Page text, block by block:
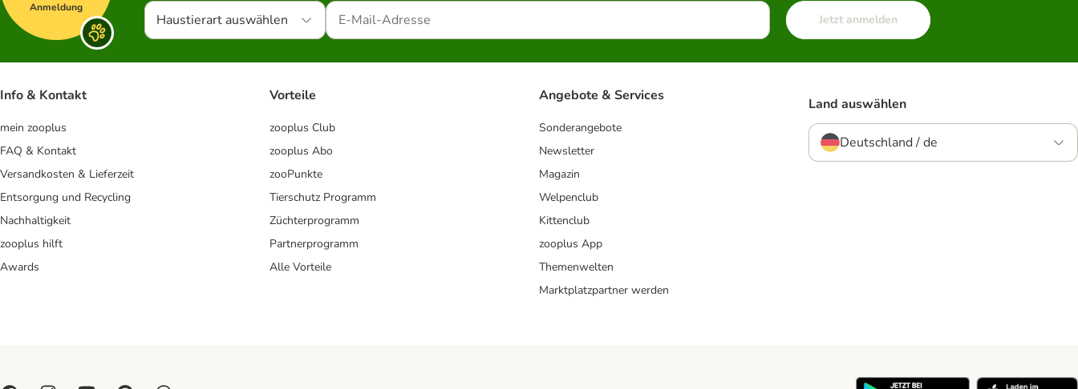
Anmeldung
Haustierart auswählen Jetzt anmelden
Info & Kontakt
mein zooplus
FAQ & Kontakt
Versandkosten & Lieferzeit
Entsorgung und Recycling
Nachhaltigkeit
zooplus hilft
Awards
Vorteile
zooplus Club
zooplus Abo
zooPunkte
Tierschutz Programm
Züchterprogramm
Partnerprogramm
Alle Vorteile
Angebote & Services
Sonderangebote
Newsletter
Magazin
Welpenclub
Kittenclub
zooplus App
Themenwelten
Marktplatzpartner werden
Land auswählen
Deutschland / de